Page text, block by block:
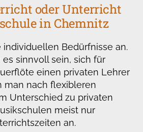
oder Unterricht
in Chemnitz
individuellen Bedürfnisse an.
sinnvoll sein, sich für
einen privaten Lehrer
man nach flexibleren
Unterschied zu privaten
meist nur
an.